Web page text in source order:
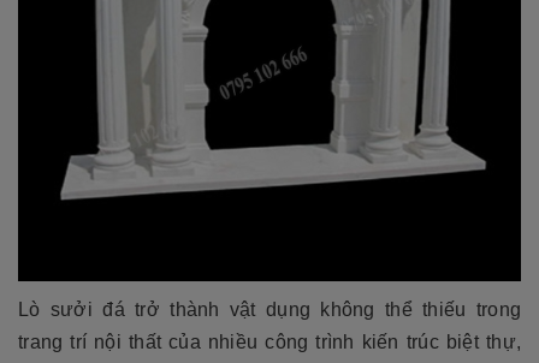
Lò sưởi đá trở thành vật dụng không thể thiếu trong
trang trí nội thất của nhiều công trình kiến trúc biệt thự,